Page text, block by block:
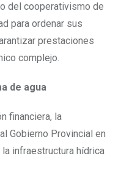
del cooperativismo de
para ordenar sus
prestaciones
complejo.
de agua
financiera, la
Gobierno Provincial en
infraestructura hídrica